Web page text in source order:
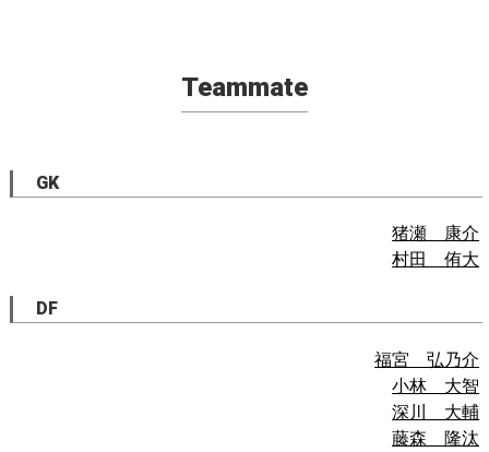
Teammate
GK
猪瀬 康介
村田 侑大
DF
福宮 弘乃介
小林 大智
深川 大輔
藤森 隆汰